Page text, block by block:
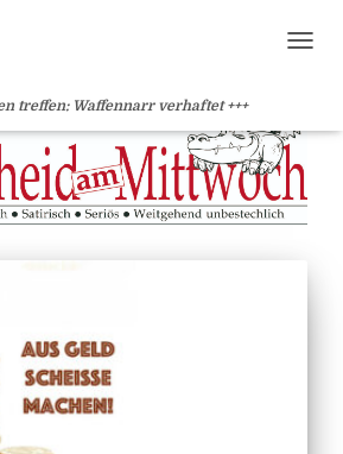
treffen: Waffennarr verhaftet +++